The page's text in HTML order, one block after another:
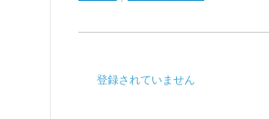
登録されていません